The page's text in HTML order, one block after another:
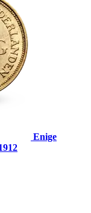
Enige